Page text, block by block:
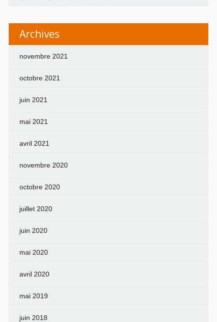
Archives
novembre 2021
octobre 2021
juin 2021
mai 2021
avril 2021
novembre 2020
octobre 2020
juillet 2020
juin 2020
mai 2020
avril 2020
mai 2019
juin 2018